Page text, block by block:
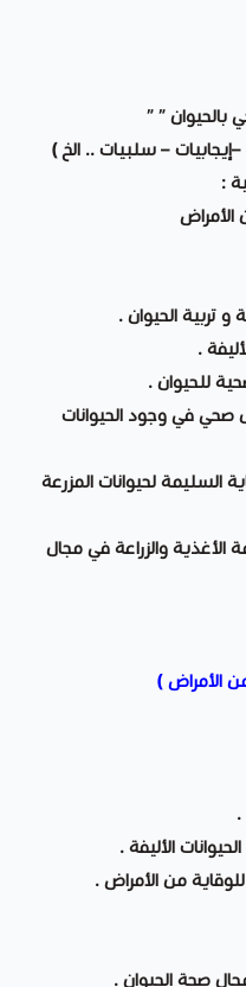
بالحيوان ” ”
– سلبيات .. الخ )
:
الأمراض
تربية الحيوان .
.
للحيوان .
صحي في وجود الحيوانات
السليمة لحيوانات المزرعة
والزراعة في مجال
الأمراض )
.
الأليفة .
للوقاية من الأمراض .
صحة الحيوان .